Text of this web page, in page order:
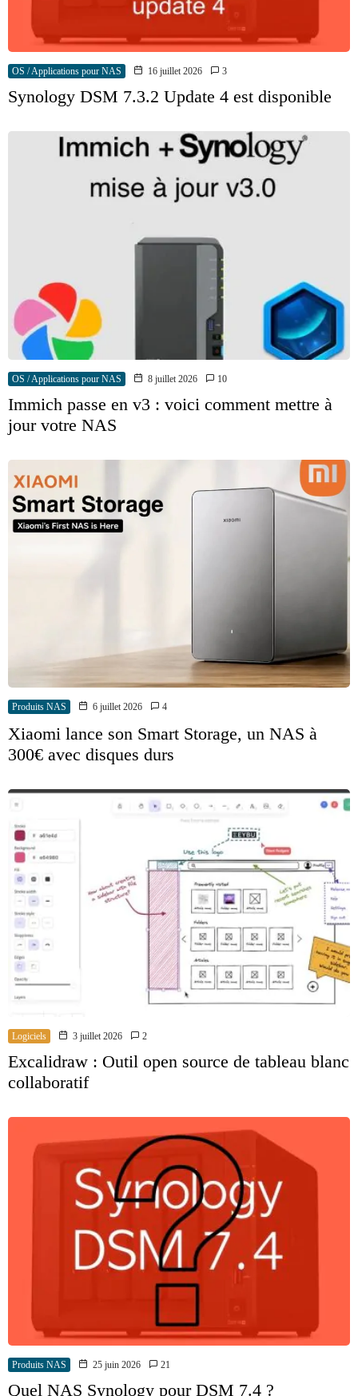
OS / Applications pour NAS 16 juillet 2026 3
Synology DSM 7.3.2 Update 4 est disponible
OS / Applications pour NAS 8 juillet 2026 10
Immich passe en v3 : voici comment mettre à
jour votre NAS
Produits NAS 6 juillet 2026 4
Xiaomi lance son Smart Storage, un NAS à
300€ avec disques durs
Logiciels 3 juillet 2026 2
Excalidraw : Outil open source de tableau blanc
collaboratif
Produits NAS 25 juin 2026 21
Quel NAS Synology pour DSM 7.4 ?